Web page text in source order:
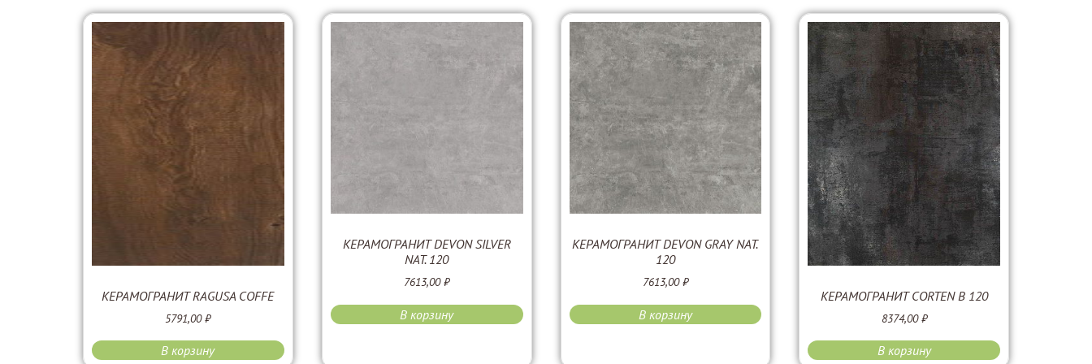
КЕРАМОГРАНИТ RAGUSA COFFE
5791,00₽
В корзину
КЕРАМОГРАНИТ DEVON SILVER
NAT. 120
7613,00₽
В корзину
КЕРАМОГРАНИТ DEVON GRAY NAT.
120
7613,00₽
В корзину
КЕРАМОГРАНИТ CORTEN B 120
8374,00₽
В корзину